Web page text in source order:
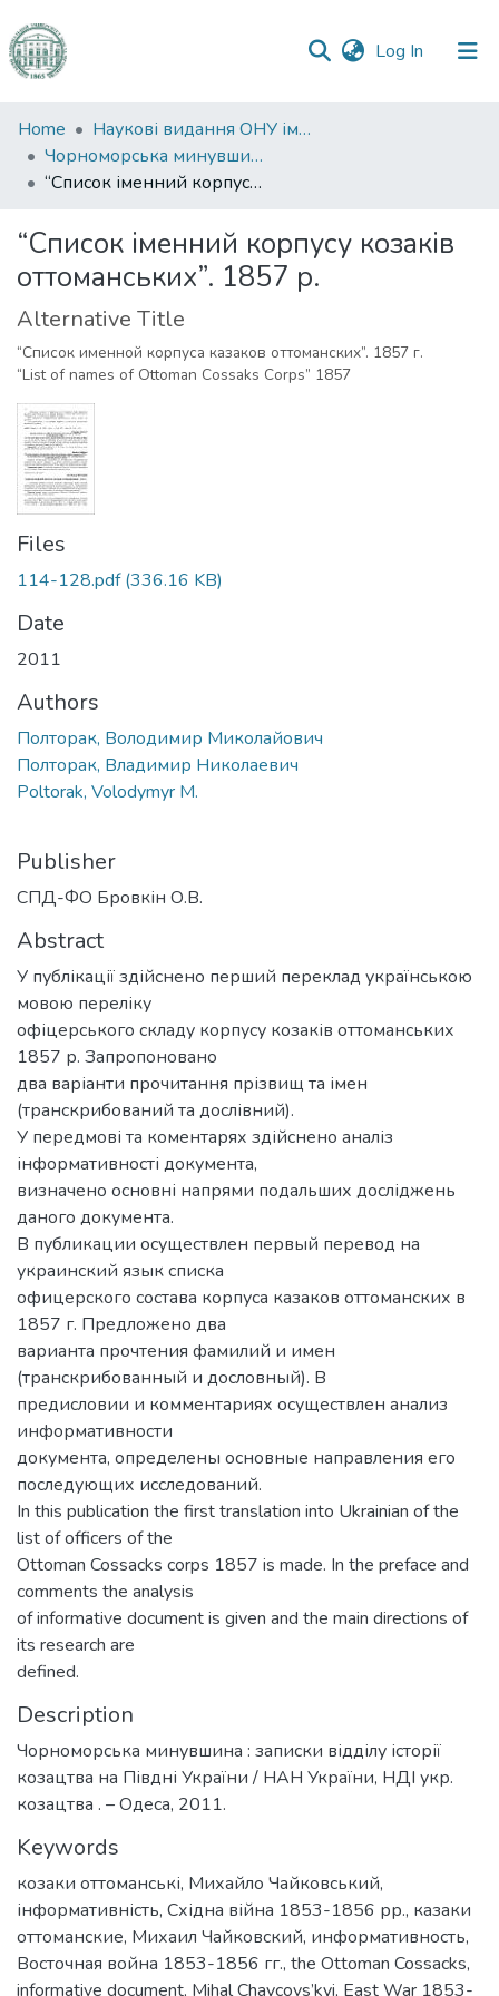
Log In (current)
Communities
&
Collections
Statistics
Home
Наукові видання ОНУ імені І. І. Мечникова
Чорноморська минувшина
“Список іменний корпусу козаків оттоманських”. 1857 р.
“Список іменний корпусу козаків
оттоманських”. 1857 р.
Alternative Title
“Список именной корпуса казаков оттоманских”. 1857 г.
“List of names of Ottoman Cossaks Corps” 1857
Files
114-128.pdf(336.16 KB)
Date
2011
Authors
Полторак, Володимир Миколайович
Полторак, Владимир Николаевич
Poltorak, Volodymyr M.
Publisher
СПД-ФО Бровкін О.В.
Abstract
У публікації здійснено перший переклад українською
мовою переліку
офіцерського складу корпусу козаків оттоманських
1857 р. Запропоновано
два варіанти прочитання прізвищ та імен
(транскрибований та дослівний).
У передмові та коментарях здійснено аналіз
інформативності документа,
визначено основні напрями подальших досліджень
даного документа.
В публикации осуществлен первый перевод на
украинский язык списка
офицерского состава корпуса казаков оттоманских в
1857 г. Предложено два
варианта прочтения фамилий и имен
(транскрибованный и дословный). В
предисловии и комментариях осуществлен анализ
информативности
документа, определены основные направления его
последующих исследований.
In this publication the first translation into Ukrainian of the
list of officers of the
Ottoman Cossacks corps 1857 is made. In the preface and
comments the analysis
of informative document is given and the main directions of
its research are
defined.
Description
Чорноморська минувшина : записки відділу історії
козацтва на Півдні України / НАН України, НДІ укр.
козацтва . – Одеса, 2011.
Keywords
козаки оттоманські, Михайло Чайковський,
інформативність, Східна війна 1853-1856 рр., казаки
оттоманские, Михаил Чайковский, информативность,
Восточная война 1853-1856 гг., the Ottoman Cossacks,
informative document, Mihal Chaycovs’kyi, East War 1853-